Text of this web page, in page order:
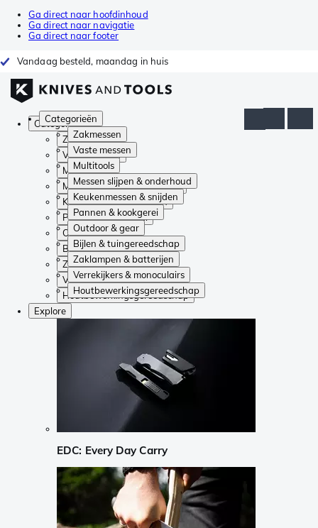
Ga direct naar hoofdinhoud
Ga direct naar navigatie
Ga direct naar footer
Vandaag besteld, maandag in huis
Categorieën
Zakmessen
Vaste messen
Multitools
Messen slijpen & onderhoud
Keukenmessen & snijden
Pannen & kookgerei
Outdoor & gear
Bijlen & tuingereedschap
Zaklampen & batterijen
Verrekijkers & monoculairs
Houtbewerkingsgereedschap
Categorieën
Zakmessen
Vaste messen
Multitools
Messen slijpen & onderhoud
Keukenmessen & snijden
Pannen & kookgerei
Outdoor & gear
Bijlen & tuingereedschap
Zaklampen & batterijen
Verrekijkers & monoculairs
Houtbewerkingsgereedschap
Explore
EDC: Every Day Carry